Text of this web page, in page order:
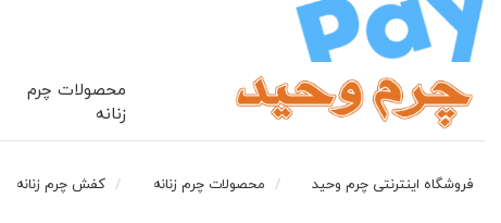
محصولات چرم
زنانه
فروشگاه اینترنتی چرم وحید محصولات چرم زنانه کفش چرم زنانه